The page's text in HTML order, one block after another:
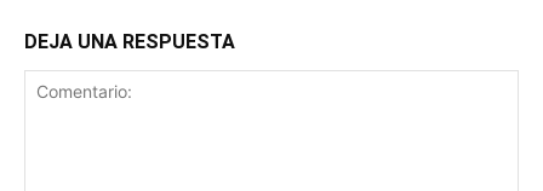
DEJA UNA RESPUESTA